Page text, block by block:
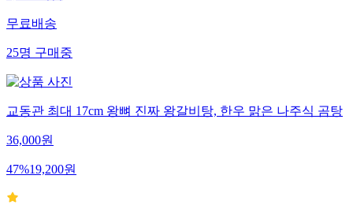
무료배송
25명구매중
교동관 최대 17cm 왕뼈 진짜 왕갈비탕, 한우 맑은 나주식 곰탕
36,000원
47%19,200원